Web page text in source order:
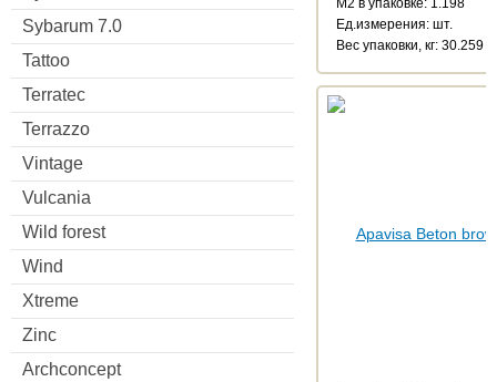
Sybarum 7.0
Tattoo
Terratec
Terrazzo
Vintage
Vulcania
Wild forest
Wind
Xtreme
Zinc
Archconcept
М2 в упаковке: 1.198
Ед.измерения: шт.
Веc упаковки, кг: 30.259